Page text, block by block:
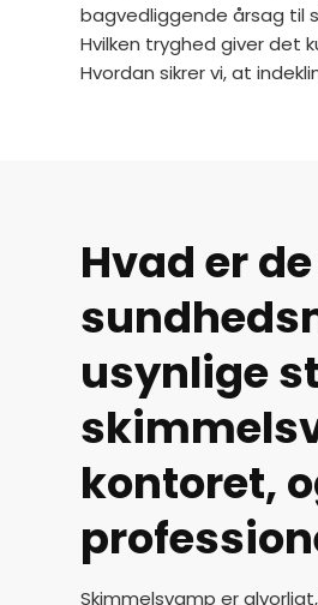
bagvedliggende årsag til
Hvilken tryghed giver det
Hvordan sikrer vi, at
Hvad er
usynlige
kontoret,
Skimmelsvamp er